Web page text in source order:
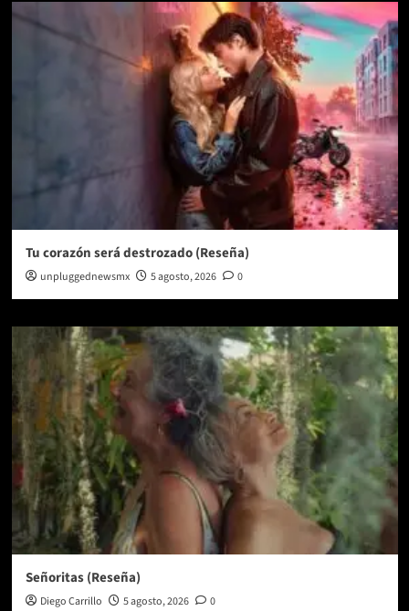
Tu corazón será destrozado (Reseña)
unpluggednewsmx 5 agosto, 2026 0
Señoritas (Reseña)
Diego Carrillo 5 agosto, 2026 0